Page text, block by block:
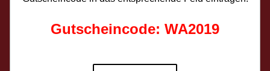
Gutscheincode: WA2019